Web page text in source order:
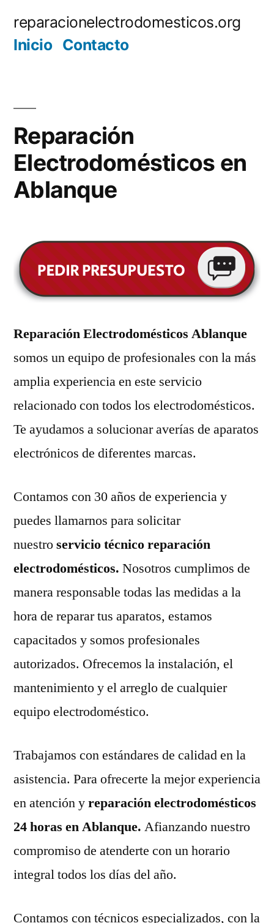
reparacionelectrodomesticos.org
Inicio Contacto
Reparación
Electrodomésticos en
Ablanque
Reparación Electrodomésticos Ablanque
somos un equipo de profesionales con la más
amplia experiencia en este servicio
relacionado con todos los electrodomésticos.
Te ayudamos a solucionar averías de aparatos
electrónicos de diferentes marcas.
Contamos con 30 años de experiencia y
puedes llamarnos para solicitar
nuestroservicio técnico reparación
electrodomésticos. Nosotros cumplimos de
manera responsable todas las medidas a la
hora de reparar tus aparatos, estamos
capacitados y somos profesionales
autorizados. Ofrecemos la instalación, el
mantenimiento y el arreglo de cualquier
equipo electrodoméstico.
Trabajamos con estándares de calidad en la
asistencia. Para ofrecerte la mejor experiencia
en atención yreparación electrodomésticos
24 horas en Ablanque. Afianzando nuestro
compromiso de atenderte con un horario
integral todos los días del año.
Contamos con técnicos especializados, con la